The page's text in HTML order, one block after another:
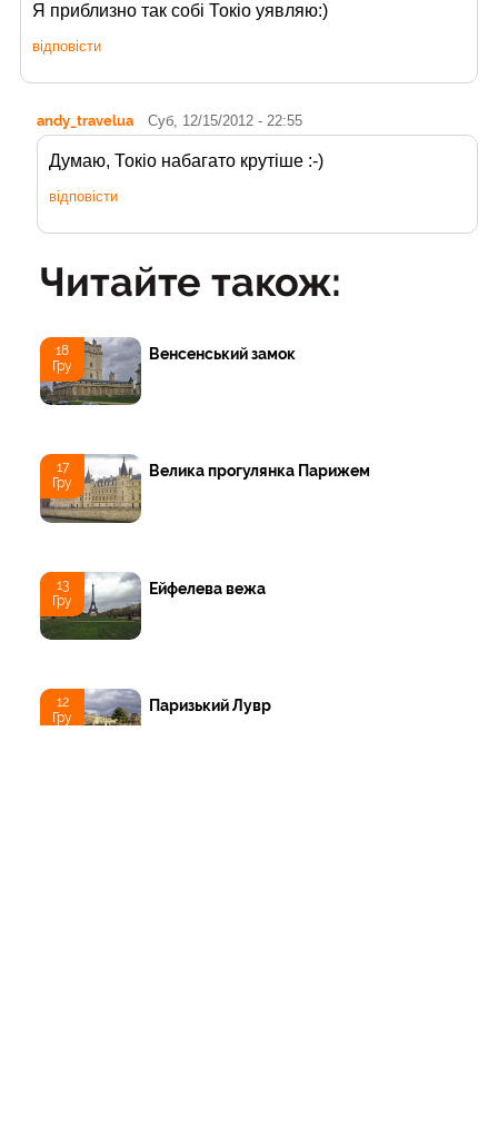
Я приблизно так собі Токіо уявляю:)
відповісти
andy_travelua Суб, 12/15/2012 - 22:55
Думаю, Токіо набагато крутіше :-)
відповісти
Читайте також:
18
Гру
Венсенський замок
17
Гру
Велика прогулянка Парижем
13
Гру
Ейфелева вежа
12
Гру
Паризький Лувр